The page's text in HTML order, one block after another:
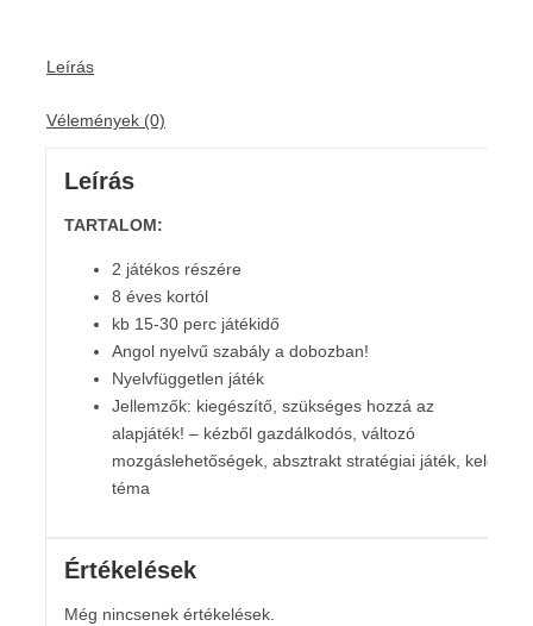
Leírás
Vélemények (0)
Leírás
TARTALOM:
2 játékos részére
8 éves kortól
kb 15-30 perc játékidő
Angol nyelvű szabály a dobozban!
Nyelvfüggetlen játék
Jellemzők: kiegészítő, szükséges hozzá az
alapjáték! – kézből gazdálkodós, változó
mozgáslehetőségek, absztrakt stratégiai játék, keleti
téma
Értékelések
Még nincsenek értékelések.